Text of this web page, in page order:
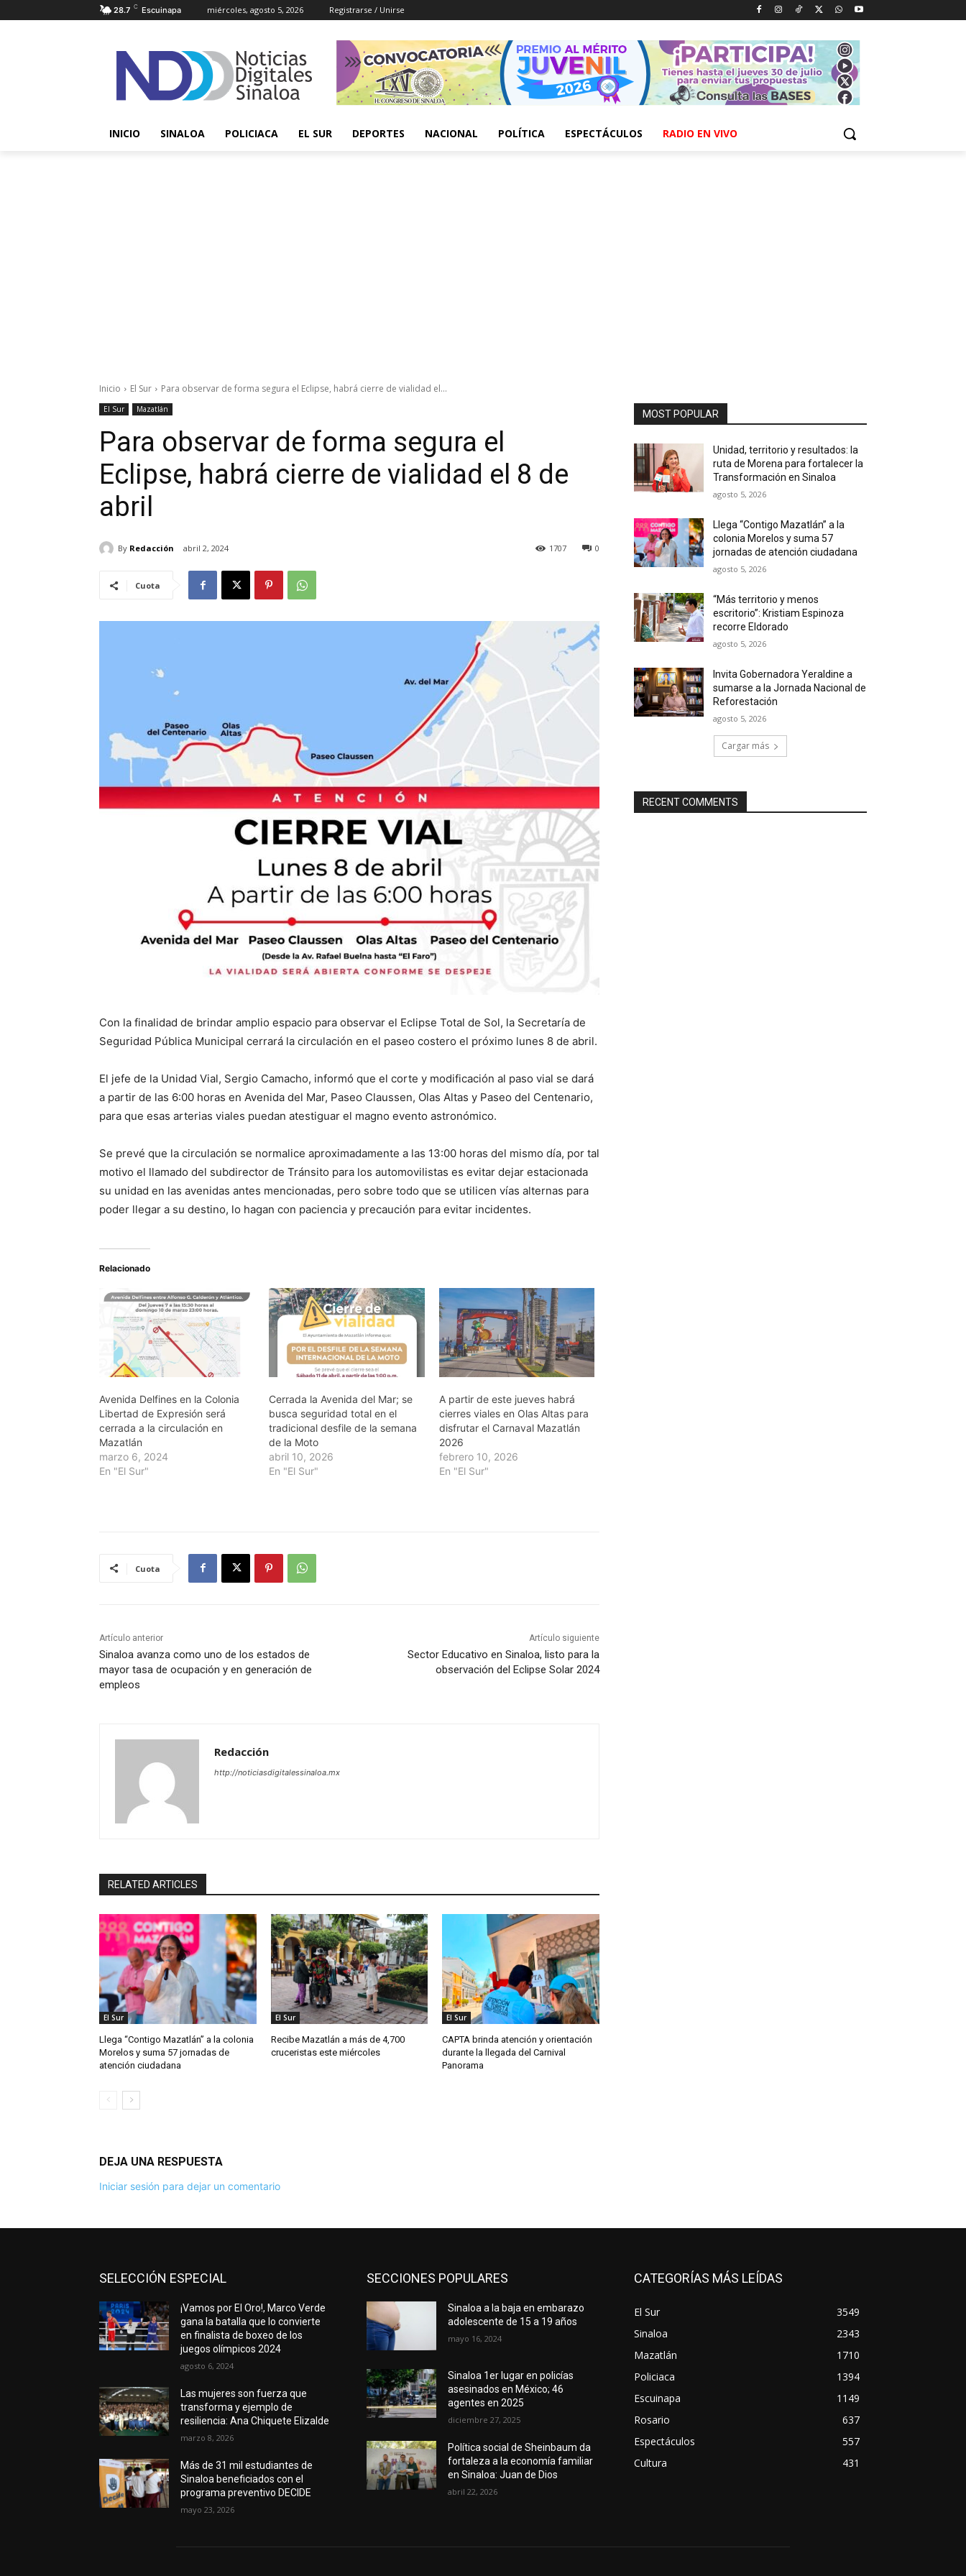
28.7 C Escuinapa miércoles, agosto 5, 2026 Registrarse / Unirse
INICIO SINALOA POLICIACA EL SUR DEPORTES NACIONAL POLÍTICA ESPECTÁCULOS RADIO EN VIVO
Inicio El Sur Para observar de forma segura el Eclipse, habrá cierre de vialidad el...
El Sur Mazatlán
Para observar de forma segura el
Eclipse, habrá cierre de vialidad el 8 de
abril
By Redacción abril 2, 2024 0
1707
Cuota
Con la finalidad de brindar amplio espacio para observar el Eclipse Total de Sol, la Secretaría de
Seguridad Pública Municipal cerrará la circulación en el paseo costero el próximo lunes 8 de abril.
El jefe de la Unidad Vial, Sergio Camacho, informó que el corte y modificación al paso vial se dará
a partir de las 6:00 horas en Avenida del Mar, Paseo Claussen, Olas Altas y Paseo del Centenario,
para que esas arterias viales puedan atestiguar el magno evento astronómico.
Se prevé que la circulación se normalice aproximadamente a las 13:00 horas del mismo día, por tal
motivo el llamado del subdirector de Tránsito para los automovilistas es evitar dejar estacionada
su unidad en las avenidas antes mencionadas, pero sobre todo que se utilicen vías alternas para
poder llegar a su destino, lo hagan con paciencia y precaución para evitar incidentes.
Relacionado
Avenida Delfines en la Colonia
Libertad de Expresión será
cerrada a la circulación en
Mazatlán
marzo 6, 2024
En "El Sur"
Cerrada la Avenida del Mar; se
busca seguridad total en el
tradicional desfile de la semana
de la Moto
abril 10, 2026
En "El Sur"
A partir de este jueves habrá
cierres viales en Olas Altas para
disfrutar el Carnaval Mazatlán
2026
febrero 10, 2026
En "El Sur"
Cuota
Artículo anterior
Sinaloa avanza como uno de los estados de
mayor tasa de ocupación y en generación de
empleos
Artículo siguiente
Sector Educativo en Sinaloa, listo para la
observación del Eclipse Solar 2024
Redacción
http://noticiasdigitalessinaloa.mx
RELATED ARTICLES
El Sur
Llega “Contigo Mazatlán” a la colonia
Morelos y suma 57 jornadas de
atención ciudadana
El Sur
Recibe Mazatlán a más de 4,700
cruceristas este miércoles
El Sur
CAPTA brinda atención y orientación
durante la llegada del Carnival
Panorama
DEJA UNA RESPUESTA
Iniciar sesión para dejar un comentario
MOST POPULAR
Unidad, territorio y resultados: la
ruta de Morena para fortalecer la
Transformación en Sinaloa
agosto 5, 2026
Llega “Contigo Mazatlán” a la
colonia Morelos y suma 57
jornadas de atención ciudadana
agosto 5, 2026
“Más territorio y menos
escritorio”: Kristiam Espinoza
recorre Eldorado
agosto 5, 2026
Invita Gobernadora Yeraldine a
sumarse a la Jornada Nacional de
Reforestación
agosto 5, 2026
Cargar más
RECENT COMMENTS
SELECCIÓN ESPECIAL
¡Vamos por El Oro!, Marco Verde
gana la batalla que lo convierte
en finalista de boxeo de los
juegos olímpicos 2024
agosto 6, 2024
Las mujeres son fuerza que
transforma y ejemplo de
resiliencia: Ana Chiquete Elizalde
marzo 8, 2026
Más de 31 mil estudiantes de
Sinaloa beneficiados con el
programa preventivo DECIDE
mayo 23, 2026
SECCIONES POPULARES
Sinaloa a la baja en embarazo
adolescente de 15 a 19 años
mayo 16, 2024
Sinaloa 1er lugar en policías
asesinados en México; 46
agentes en 2025
diciembre 27, 2025
Política social de Sheinbaum da
fortaleza a la economía familiar
en Sinaloa: Juan de Dios
abril 22, 2026
CATEGORÍAS MÁS LEÍDAS
El Sur
3549
Sinaloa
2343
Mazatlán
1710
Policiaca
1394
Escuinapa
1149
Rosario
637
Espectáculos
557
Cultura
431